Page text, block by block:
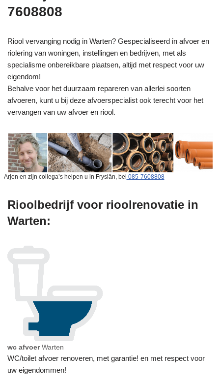
7608808
Riool vervanging nodig in Warten? Gespecialiseerd in afvoer en
riolering van woningen, instellingen en bedrijven, met als
specialisme onbereikbare plaatsen, altijd met respect voor uw
eigendom!
Behalve voor het duurzaam repareren van allerlei soorten
afvoeren, kunt u bij deze afvoerspecialist ook terecht voor het
vervangen van uw afvoer en riool.
Arjen en zijn collega’s helpen u in Fryslân, bel 085-7608808
Rioolbedrijf voor rioolrenovatie in
Warten:
wc afvoer Warten
WC/toilet afvoer renoveren, met garantie! en met respect voor
uw eigendommen!